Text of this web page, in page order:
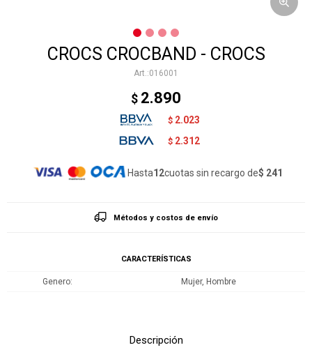
CROCS CROCBAND - CROCS
016001
$ 2.890
$ 2.023
$ 2.312
Hasta12cuotas sin recargo de$ 241
Métodos y costos de envío
CARACTERÍSTICAS
Genero Mujer, Hombre
Descripción